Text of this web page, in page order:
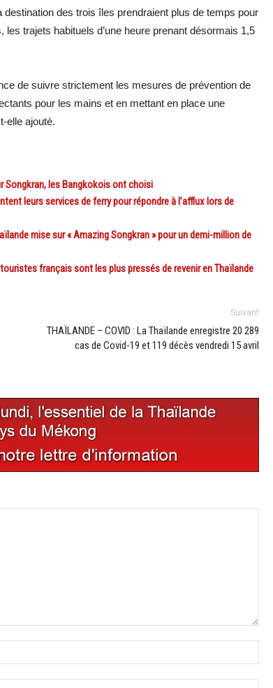
des trois îles prendraient plus de temps pour
trajets habituels d’une heure prenant désormais 1,5
de suivre strictement les mesures de prévention de
pour les mains et en mettant en place une
elle ajouté.
Songkran, les Bangkokois ont choisi
leurs services de ferry pour répondre à l’afflux lors de
mise sur « Amazing Songkran » pour un demi-million de
français sont les plus pressés de revenir en Thaïlande
Suivant
THAÏLANDE – COVID : La Thaïlande enregistre 20 289
cas de Covid-19 et 119 décès vendredi 15 avril